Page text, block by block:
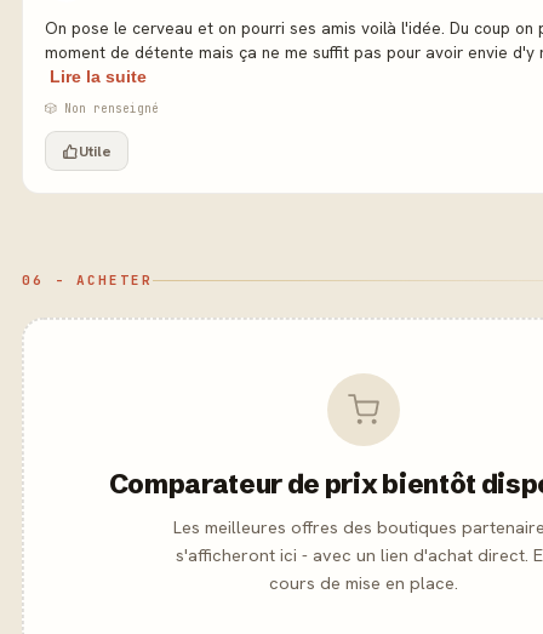
On pose le cerveau et on pourri ses amis voilà l'idée. Du coup on
moment de détente mais ça ne me suffit pas pour avoir envie d'y
Lire la suite
🎲 Non renseigné
Utile
06 - ACHETER
Comparateur de prix bientôt
Les meilleures offres des boutiques
s'afficheront ici - avec un lien d'achat direct.
cours de mise en place.